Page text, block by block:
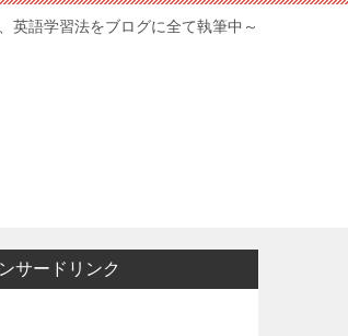
英語学習法をブログに全て執筆中～
サードリンク